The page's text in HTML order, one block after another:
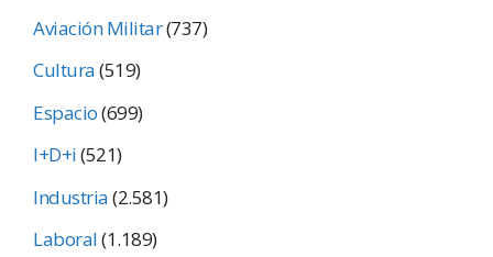
Aviación Militar(737)
Cultura(519)
Espacio(699)
I+D+i(521)
Industria(2.581)
Laboral(1.189)